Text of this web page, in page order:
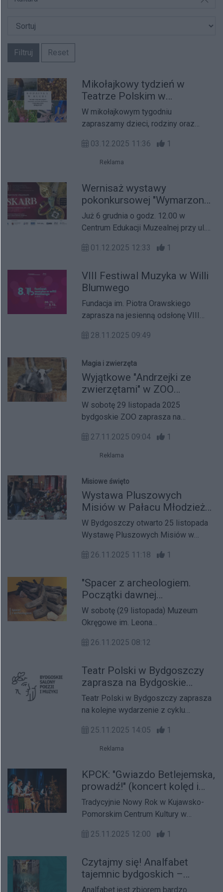
Filtruj Reset
Mikołajkowy tydzień w
Teatrze Polskim w
Bydgoszczy: "Czerwony
Kapturek" i rodzinne
warsztaty ruchowe!
W mikołajkowym tygodniu
zapraszamy dzieci, rodziny oraz
wydarzenia pełne teatru, ruchu i
zabawy! 4 i 5 grudnia o godz. 10:00
muzyczny spektakl „Czerwony
Kapturek” w reżyserii Wojciecha
Farugi – idealny na mikołajkowy
prezent i rodzinne świętowanie w
teatrze.
03.12.2025 11:36 1
Reklama
Wernisaż wystawy
pokonkursowej "Wymarzone
muzeum. Skarb"
Już 6 grudnia o godz. 12.00 w
Centrum Edukacji Muzealnej przy ul.
wystawy pokonkursowej „Wymarzone
poznamy laureatów tegorocznej edycji
konkursu plastycznego
organizowanego przez Muzeum
Okręgowe im. Leona
01.12.2025 12:33 1
VIII Festiwal Muzyka w Willi
Blumwego
Fundacja im. Piotra Orawskiego
zaprasza na jesienną odsłonę VIII
który odbędzie się w dniach 30
Bydgoszczy, Chełmnie i Inowrocławiu.
28.11.2025 09:49
Magia i zwierzęta
Wyjątkowe "Andrzejki ze
zwierzętami" w ZOO
Bydgoszcz
W sobotę 29 listopada 2025
bydgoskie ZOO zaprasza na
gdzie tradycja wróżb łączy się z
poznawaniem zwierząt. Dwie tury:
zapisy obowiązkowe.
27.11.2025 09:04 1
Reklama
Misiowe święto
Wystawa Pluszowych
Misiów w Pałacu Młodzieży:
Misiowe budowanie relacji
W Bydgoszczy otwarto 25 listopada
Wystawę Pluszowych Misiów w
hasłem „Misiowe budowanie – relacji
misiów i zachęca do budowania
empatii, współpracy oraz
pozytywnych relacji.
26.11.2025 11:18 1
"Spacer z archeologiem.
Początki dawnej
Bydgoszczy". Wyjątkowa
lekcja historii przed nami
W sobotę (29 listopada) Muzeum
Okręgowe im. Leona
zaprasza mieszkanki i mieszkańców
pokażemy Wam teren badań
archeologicznych u zbiegu ulic
Grodzkiej i Przy Zamczysku oraz
opowiemy o początkach Bydgoszczy.
26.11.2025 08:12
Teatr Polski w Bydgoszczy
zaprasza na Bydgoskie
Salony Poezji i Muzyki
Teatr Polski w Bydgoszczy zaprasza
na kolejne wydarzenie z cyklu
zainaugurowanego 8 listopada przez
Annę Dymną.
25.11.2025 14:05 1
Reklama
KPCK: "Gwiazdo Betlejemska,
prowadź!" (koncert kolęd i
pastorałek)
Tradycyjnie Nowy Rok w Kujawsko-
Pomorskim Centrum Kultury w
zapraszając Państwa na koncert
tradycji, piękna śpiewu pełnego emocji
ponownie zabierze nas zespół
„Jedla”.
25.11.2025 12:00 1
Czytajmy się! Analfabet
tajemnic bydgoskich –
premiera książki Norberta
Analfabet jest zbiorem bardzo